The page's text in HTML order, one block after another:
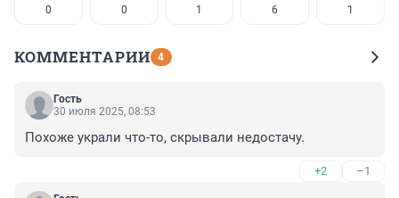
0 0 1 6 1
КОММЕНТАРИИ 4
Гость
30 июля 2025, 08:53
Похоже украли что-то, скрывали недостачу.
+2 –1